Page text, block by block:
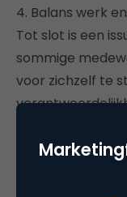
4. Balans werk
Tot slot is een
sommige
voor zichzelf te
willen zij dat
geneigd te veel